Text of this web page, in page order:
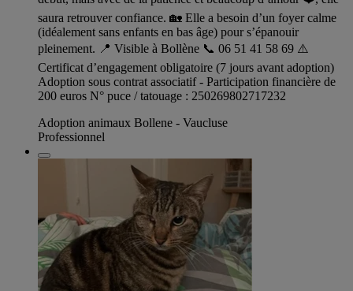
saura retrouver confiance. 🏡 Elle a besoin d’un foyer calme
(idéalement sans enfants en bas âge) pour s’épanouir
pleinement. 📍 Visible à Bollène 📞 06 51 41 58 69 ⚠️
Certificat d’engagement obligatoire (7 jours avant adoption)
Adoption sous contrat associatif - Participation financière de
200 euros N° puce / tatouage : 250269802717232
Adoption animaux Bollene - Vaucluse
Professionnel